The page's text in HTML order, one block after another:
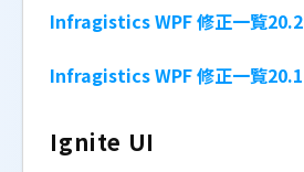
Infragistics WPF 修正一覧20.2
Infragistics WPF 修正一覧20.1
Ignite UI